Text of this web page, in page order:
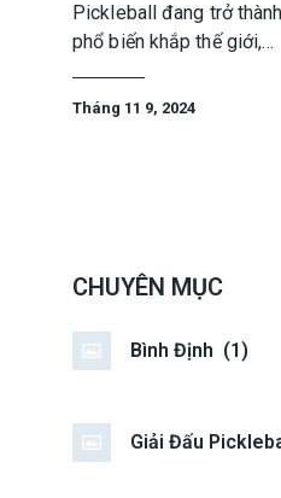
Pickleball đang trở
phổ biến khắp thế giới,…
Tháng 11 9, 2024
CHUYÊN MỤC
Bình Định (1)
Giải Đấu